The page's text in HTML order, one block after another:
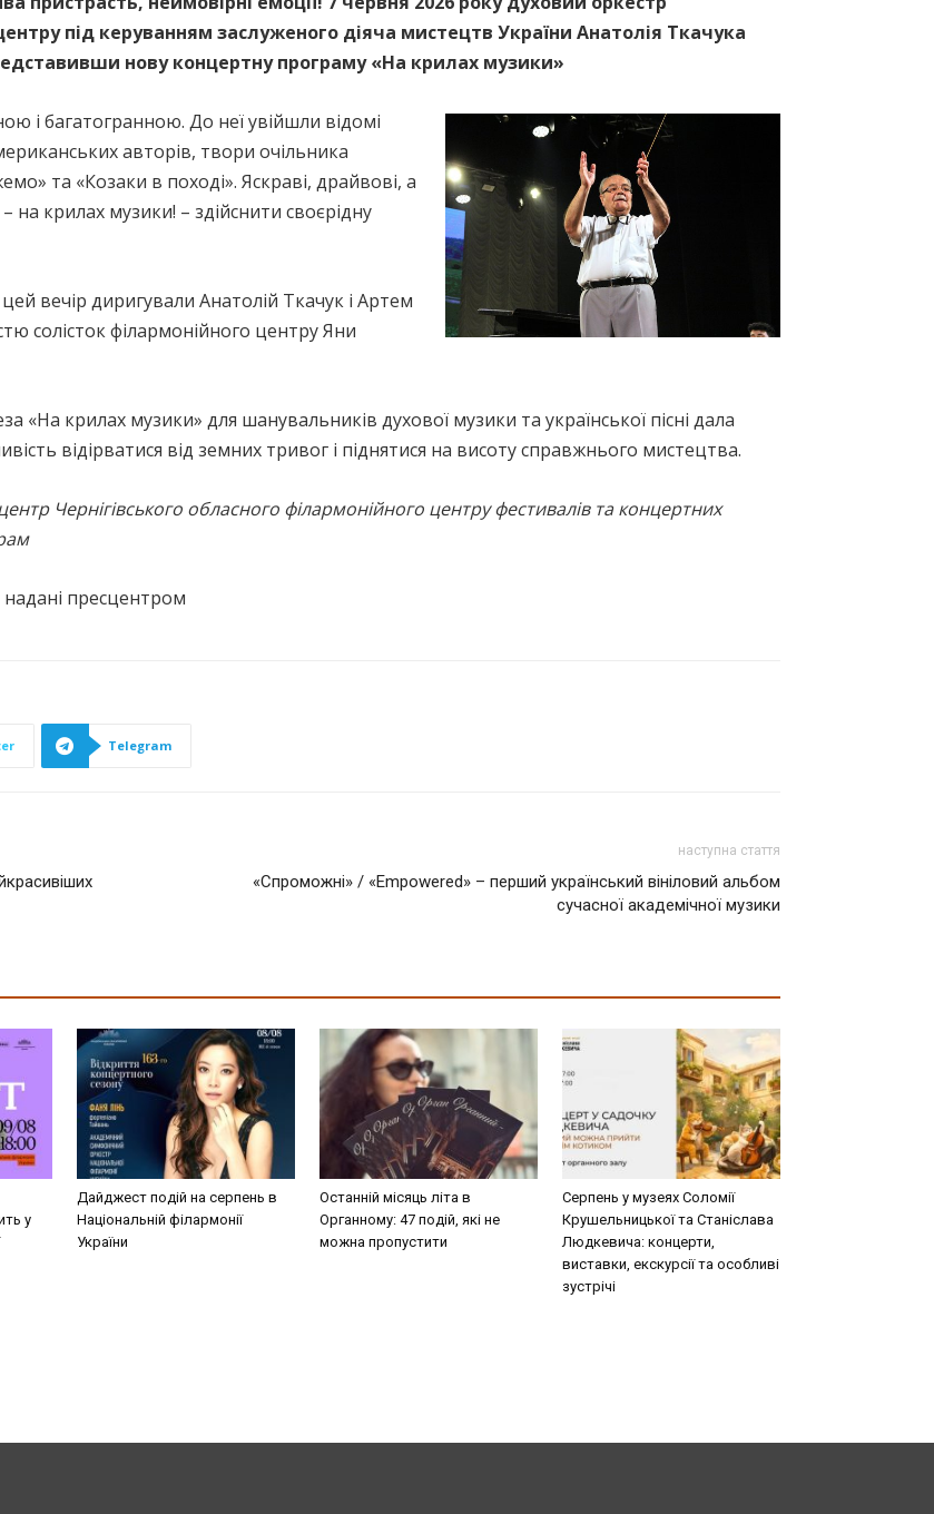
під керуванням заслуженого діяча мистецтв України Анатолія Ткачука
нову концертну програму «На крилах музики»
і багатогранною. До неї увійшли відомі
авторів, твори очільника
та «Козаки в поході». Яскраві, драйвові, а
на крилах музики! – здійснити своєрідну
вечір диригували Анатолій Ткачук і Артем
солісток філармонійного центру Яни
«На крилах музики» для шанувальників духової музики та української пісні дала
відірватися від земних тривог і піднятися на висоту справжнього мистецтва.
Чернігівського обласного філармонійного центру фестивалів та концертних
пресцентром
Telegram
наступна стаття
«Спроможні» / «Empowered» – перший український вініловий альбом
сучасної академічної музики
у
Дайджест подій на серпень в
Національній філармонії
України
Останній місяць літа в
Органному: 47 подій, які не
можна пропустити
Серпень у музеях Соломії
Крушельницької та Станіслава
Людкевича: концерти,
виставки, екскурсії та особливі
зустрічі